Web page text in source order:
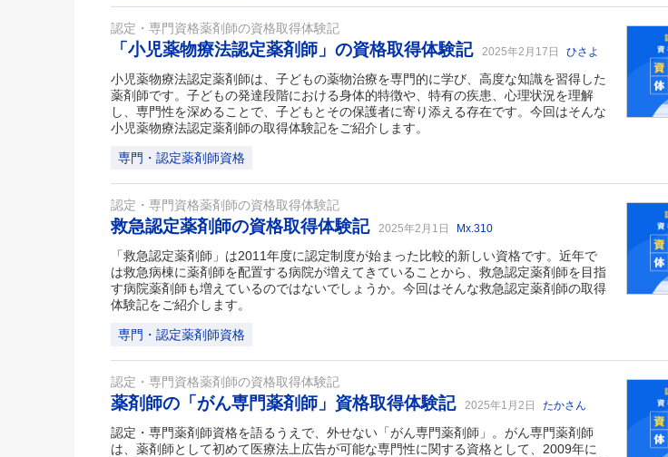
認定・専門資格薬剤師の資格取得体験記
「小児薬物療法認定薬剤師」の資格取得体験記 2025年2月17日 ひさよ
小児薬物療法認定薬剤師は、子どもの薬物治療を専門的に学び、高度な知識を習得した
薬剤師です。子どもの発達段階における身体的特徴や、特有の疾患、心理状況を理解
し、専門性を深めることで、子どもとその保護者に寄り添える存在です。今回はそんな
小児薬物療法認定薬剤師の取得体験記をご紹介します。
専門・認定薬剤師資格
認定・専門資格薬剤師の資格取得体験記
救急認定薬剤師の資格取得体験記 2025年2月1日 Mx.310
「救急認定薬剤師」は2011年度に認定制度が始まった比較的新しい資格です。近年で
は救急病棟に薬剤師を配置する病院が増えてきていることから、救急認定薬剤師を目指
す病院薬剤師も増えているのではないでしょうか。今回はそんな救急認定薬剤師の取得
体験記をご紹介します。
専門・認定薬剤師資格
認定・専門資格薬剤師の資格取得体験記
薬剤師の「がん専門薬剤師」資格取得体験記 2025年1月2日 たかさん
認定・専門薬剤師資格を語るうえで、外せない「がん専門薬剤師」。がん専門薬剤師
は、薬剤師として初めて医療法上広告が可能な専門性に関する資格として、2009年に